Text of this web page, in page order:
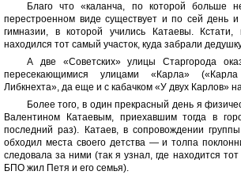
Благо что «каланча, по которой больше
перестроенном виде существует и по сей день
гимназии, в которой учились Катаевы. Кстати,
находился тот самый участок, куда забрали
А две «Советских» улицы Старгорода
пересекающимися улицами «Карла»
Либкнехта», да еще и с кабачком «У двух Карлов»
Более того, в один прекрасный день я
Валентином Катаевым, приехавшим тогда в
последний раз). Катаев, в сопровождении
обходил места своего детства — и толпа
следовала за ними (так я узнал, где находится
БПО жил Петя и его семья).